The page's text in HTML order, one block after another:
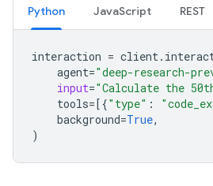
Python JavaScript REST
interaction = client.
agent="deep-research-
input="Calculate the
tools=[{"type" :
background=True,
)